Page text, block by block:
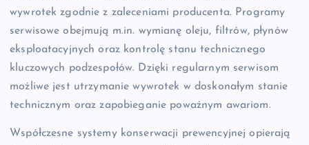
wywrotek zgodnie z zaleceniami producenta. Programy
serwisowe obejmują m.in. wymianę oleju, filtrów, płynów
eksploatacyjnych oraz kontrolę stanu technicznego
kluczowych podzespołów. Dzięki regularnym serwisom
możliwe jest utrzymanie wywrotek w doskonałym stanie
technicznym oraz zapobieganie poważnym awariom.
Współczesne systemy konserwacji prewencyjnej opierają